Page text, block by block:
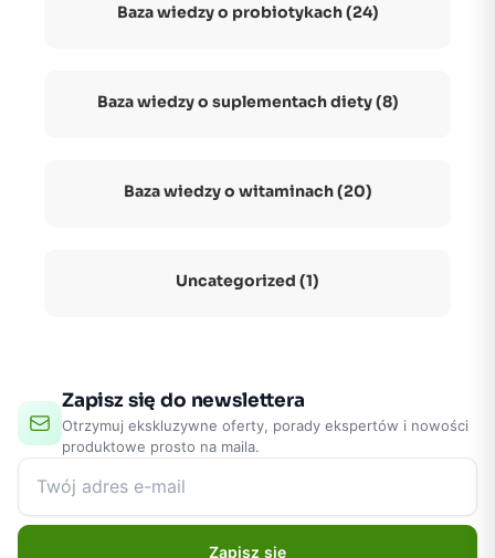
Baza wiedzy o probiotykach (24)
Baza wiedzy o suplementach diety (8)
Baza wiedzy o witaminach (20)
Uncategorized (1)
Zapisz się do newslettera
Otrzymuj ekskluzywne oferty, porady ekspertów i nowości
produktowe prosto na maila.
Zapisz się